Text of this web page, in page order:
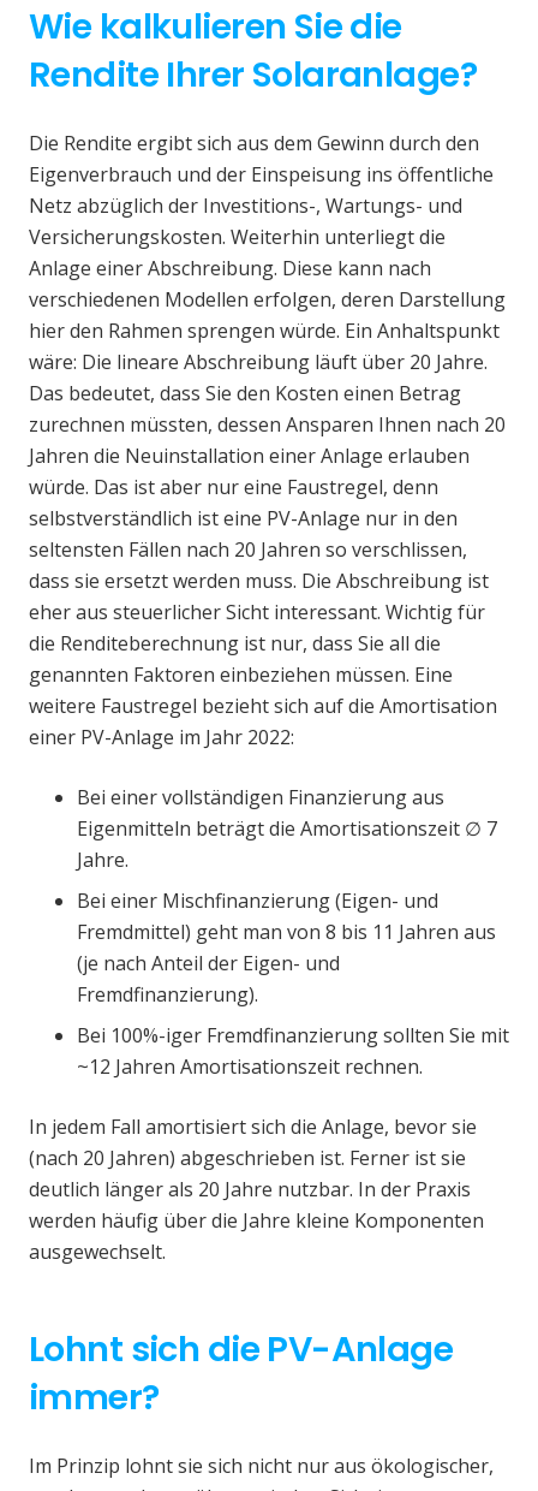
Wie kalkulieren Sie die
Rendite Ihrer Solaranlage?
Die Rendite ergibt sich aus dem Gewinn durch den
Eigenverbrauch und der Einspeisung ins öffentliche
Netz abzüglich der Investitions-, Wartungs- und
Versicherungskosten. Weiterhin unterliegt die
Anlage einer Abschreibung. Diese kann nach
verschiedenen Modellen erfolgen, deren Darstellung
hier den Rahmen sprengen würde. Ein Anhaltspunkt
wäre: Die lineare Abschreibung läuft über 20 Jahre.
Das bedeutet, dass Sie den Kosten einen Betrag
zurechnen müssten, dessen Ansparen Ihnen nach 20
Jahren die Neuinstallation einer Anlage erlauben
würde. Das ist aber nur eine Faustregel, denn
selbstverständlich ist eine PV-Anlage nur in den
seltensten Fällen nach 20 Jahren so verschlissen,
dass sie ersetzt werden muss. Die Abschreibung ist
eher aus steuerlicher Sicht interessant. Wichtig für
die Renditeberechnung ist nur, dass Sie all die
genannten Faktoren einbeziehen müssen. Eine
weitere Faustregel bezieht sich auf die Amortisation
einer PV-Anlage im Jahr 2022:
Bei einer vollständigen Finanzierung aus
Eigenmitteln beträgt die Amortisationszeit ∅ 7
Jahre.
Bei einer Mischfinanzierung (Eigen- und
Fremdmittel) geht man von 8 bis 11 Jahren aus
(je nach Anteil der Eigen- und
Fremdfinanzierung).
Bei 100%-iger Fremdfinanzierung sollten Sie mit
~12 Jahren Amortisationszeit rechnen.
In jedem Fall amortisiert sich die Anlage, bevor sie
(nach 20 Jahren) abgeschrieben ist. Ferner ist sie
deutlich länger als 20 Jahre nutzbar. In der Praxis
werden häufig über die Jahre kleine Komponenten
ausgewechselt.
Lohnt sich die PV-Anlage
immer?
Im Prinzip lohnt sie sich nicht nur aus ökologischer,